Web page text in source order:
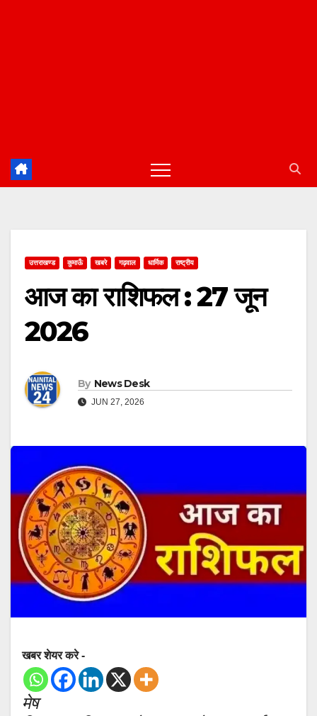
उत्तराखण्ड कुमाऊँ खबरे गढ़वाल धार्मिक राष्ट्रीय
आज का राशिफल : 27 जून
2026
By News Desk
JUN 27, 2026
खबर शेयर करे -
मेष